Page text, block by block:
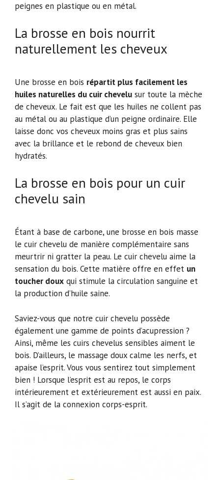
peignes en plastique ou en métal.
La brosse en bois nourrit
naturellement les cheveux
Une brosse en bois répartit plus facilement les
huiles naturelles du cuir chevelu sur toute la mèche
de cheveux. Le fait est que les huiles ne collent pas
au métal ou au plastique d’un peigne ordinaire. Elle
laisse donc vos cheveux moins gras et plus sains
avec la brillance et le rebond de cheveux bien
hydratés.
La brosse en bois pour un cuir
chevelu sain
Étant à base de carbone, une brosse en bois masse
le cuir chevelu de manière complémentaire sans
meurtrir ni gratter la peau. Le cuir chevelu aime la
sensation du bois. Cette matière offre en effet un
toucher doux qui stimule la circulation sanguine et
la production d’huile saine.
Saviez-vous que notre cuir chevelu possède
également une gamme de points d’acupression ?
Ainsi, même les cuirs chevelus sensibles aiment le
bois. D’ailleurs, le massage doux calme les nerfs, et
apaise l’esprit. Vous vous sentirez tout simplement
bien ! Lorsque l’esprit est au repos, le corps
intérieurement et extérieurement est aussi en paix.
Il s’agit de la connexion corps-esprit.